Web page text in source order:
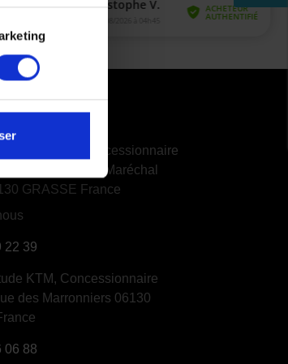
NOUS
Concessionnaire
14 Avenue Maréchal
GRASSE France
22 39
KTM, Concessionnaire
des Marronniers 06130
06 88